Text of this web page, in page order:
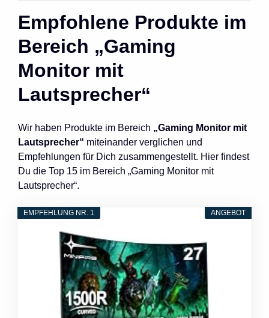
Empfohlene Produkte im
Bereich „Gaming
Monitor mit
Lautsprecher“
Wir haben Produkte im Bereich „Gaming Monitor mit
Lautsprecher“ miteinander verglichen und
Empfehlungen für Dich zusammengestellt. Hier findest
Du die Top 15 im Bereich „Gaming Monitor mit
Lautsprecher“.
ANGEBOT
EMPFEHLUNG NR. 1